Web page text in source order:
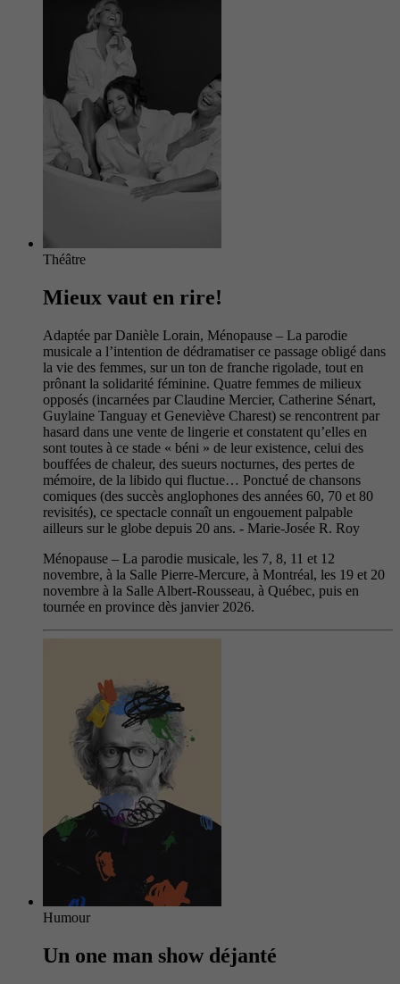
Théâtre
Mieux vaut en rire!
Adaptée par Danièle Lorain, Ménopause – La parodie
musicale a l’intention de dédramatiser ce passage obligé dans
la vie des femmes, sur un ton de franche rigolade, tout en
prônant la solidarité féminine. Quatre femmes de milieux
opposés (incarnées par Claudine Mercier, Catherine Sénart,
Guylaine Tanguay et Geneviève Charest) se rencontrent par
hasard dans une vente de lingerie et constatent qu’elles en
sont toutes à ce stade « béni » de leur existence, celui des
bouffées de chaleur, des sueurs nocturnes, des pertes de
mémoire, de la libido qui fluctue… Ponctué de chansons
comiques (des succès anglophones des années 60, 70 et 80
revisités), ce spectacle connaît un engouement palpable
ailleurs sur le globe depuis 20 ans. - Marie-Josée R. Roy
Ménopause – La parodie musicale, les 7, 8, 11 et 12
novembre, à la Salle Pierre-Mercure, à Montréal, les 19 et 20
novembre à la Salle Albert-Rousseau, à Québec, puis en
tournée en province dès janvier 2026.
Humour
Un one man show déjanté